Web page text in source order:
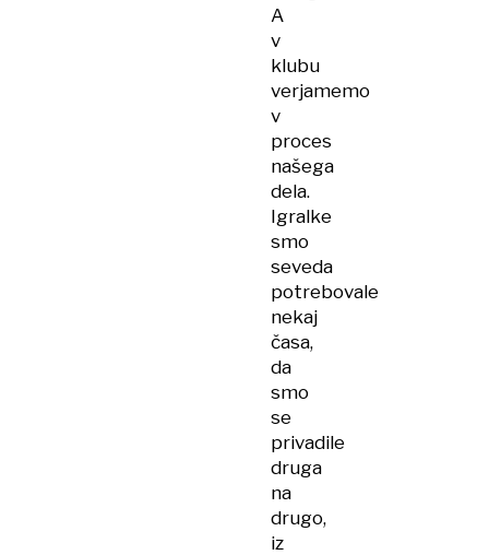
A
v
klubu
verjamemo
v
proces
našega
dela.
Igralke
smo
seveda
potrebovale
nekaj
časa,
da
smo
se
privadile
druga
na
drugo,
iz